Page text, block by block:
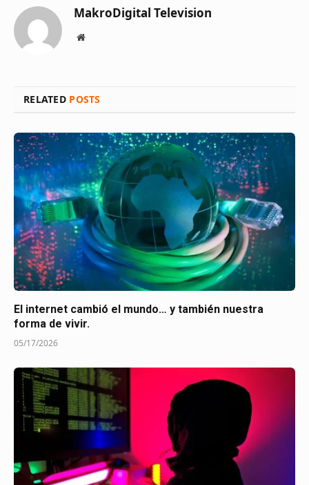
MakroDigital Television
Website
RELATED POSTS
El internet cambió el mundo… y también nuestra
forma de vivir.
05/17/2026